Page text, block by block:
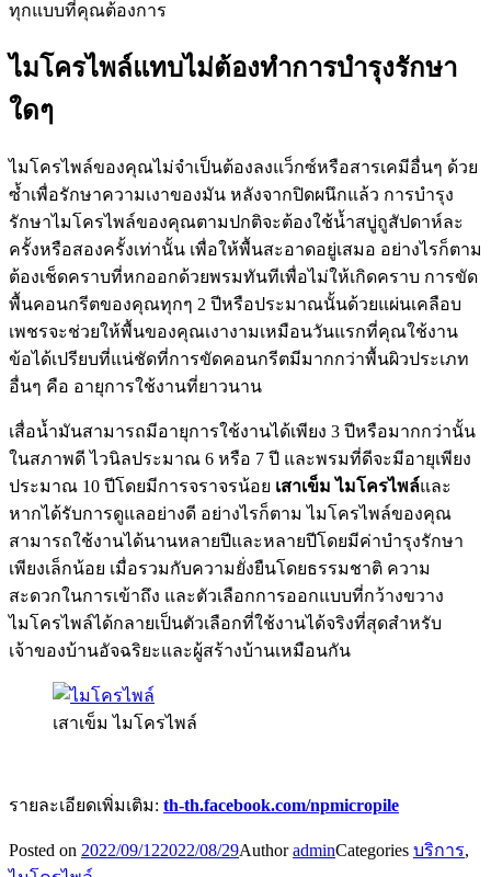
ทุกแบบที่คุณต้องการ
ไมโครไพล์แทบไม่ต้องทำการบำรุงรักษา
ใดๆ
ไมโครไพล์ของคุณไม่จำเป็นต้องลงแว็กซ์หรือสารเคมีอื่นๆ ด้วย
ซ้ำเพื่อรักษาความเงาของมัน หลังจากปิดผนึกแล้ว การบำรุง
รักษาไมโครไพล์ของคุณตามปกติจะต้องใช้น้ำสบู่ถูสัปดาห์ละ
ครั้งหรือสองครั้งเท่านั้น เพื่อให้พื้นสะอาดอยู่เสมอ อย่างไรก็ตาม
ต้องเช็ดคราบที่หกออกด้วยพรมทันทีเพื่อไม่ให้เกิดคราบ การขัด
พื้นคอนกรีตของคุณทุกๆ 2 ปีหรือประมาณนั้นด้วยแผ่นเคลือบ
เพชรจะช่วยให้พื้นของคุณเงางามเหมือนวันแรกที่คุณใช้งาน
ข้อได้เปรียบที่แน่ชัดที่การขัดคอนกรีตมีมากกว่าพื้นผิวประเภท
อื่นๆ คือ อายุการใช้งานที่ยาวนาน
เสื่อน้ำมันสามารถมีอายุการใช้งานได้เพียง 3 ปีหรือมากกว่านั้น
ในสภาพดี ไวนิลประมาณ 6 หรือ 7 ปี และพรมที่ดีจะมีอายุเพียง
ประมาณ 10 ปีโดยมีการจราจรน้อย เสาเข็ม ไมโครไพล์และ
หากได้รับการดูแลอย่างดี อย่างไรก็ตาม ไมโครไพล์ของคุณ
สามารถใช้งานได้นานหลายปีและหลายปีโดยมีค่าบำรุงรักษา
เพียงเล็กน้อย เมื่อรวมกับความยั่งยืนโดยธรรมชาติ ความ
สะดวกในการเข้าถึง และตัวเลือกการออกแบบที่กว้างขวาง
ไมโครไพล์ได้กลายเป็นตัวเลือกที่ใช้งานได้จริงที่สุดสำหรับ
เจ้าของบ้านอัจฉริยะและผู้สร้างบ้านเหมือนกัน
เสาเข็ม ไมโครไพล์
รายละเอียดเพิ่มเติม: th-th.facebook.com/npmicropile
Posted on 2022/09/122022/08/29AuthoradminCategories บริการ,